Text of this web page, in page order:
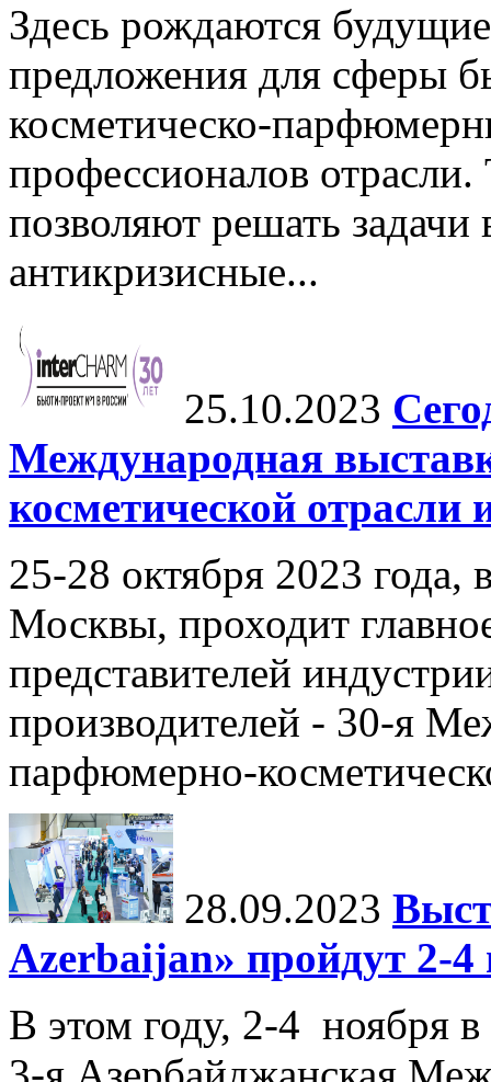
Здесь рождаются
предложения для сферы
косметическо-
профессионалов
позволяют решать
антикризисные...
25.10.2023
Международная
косметической
25-28 октября 2023 года,
Москвы, проходит
представителей
производителей - 30-я
парфюмерно-
28.09.2023
Azerbaijan» пройдут 2-4
В этом году, 2-4 ноября